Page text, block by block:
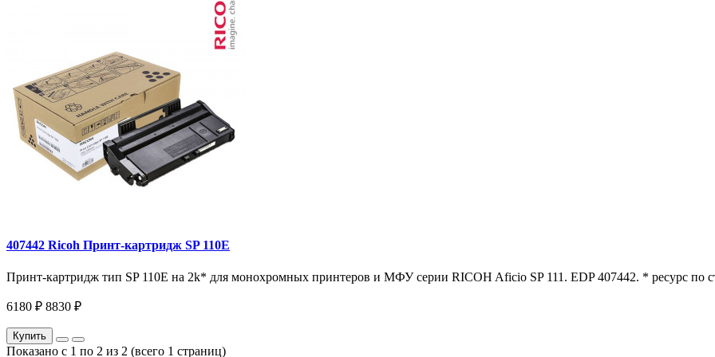
407442 Ricoh Принт-картридж SP 110E
Принт-картридж тип SP 110E на 2k* для монохромных принтеров и МФУ серии RICOH Aficio SP 111. EDP 407442. * ресурс по
6180 ₽ 8830 ₽
Купить
Показано с 1 по 2 из 2 (всего 1 страниц)